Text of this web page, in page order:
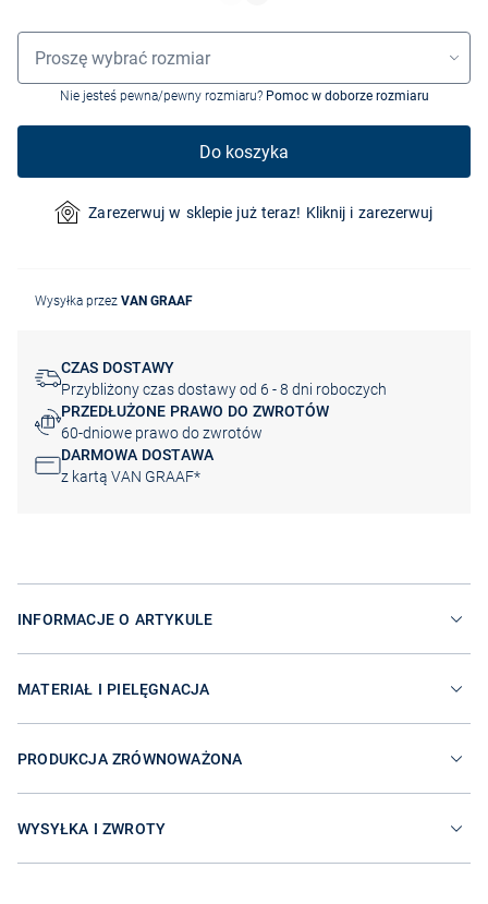
Wybór rozmiaru
Proszę wybrać rozmiar
Nie jesteś pewna/pewny rozmiaru? Pomoc w doborze rozmiaru
Do koszyka
Zarezerwuj w sklepie już teraz! Kliknij i zarezerwuj
Wysyłka przez VAN GRAAF
CZAS DOSTAWY
Przybliżony czas dostawy od 6 - 8 dni roboczych
PRZEDŁUŻONE PRAWO DO ZWROTÓW
60-dniowe prawo do zwrotów
DARMOWA DOSTAWA
z kartą VAN GRAAF*
INFORMACJE O ARTYKULE
MATERIAŁ I PIELĘGNACJA
PRODUKCJA ZRÓWNOWAŻONA
WYSYŁKA I ZWROTY